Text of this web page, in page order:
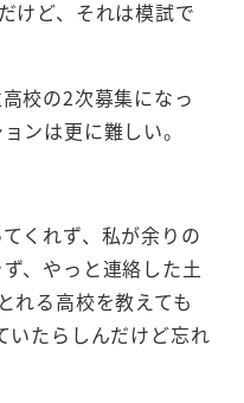
けど、それは模試で
校の2次募集になっ
ンは更に難しい。
くれず、私が余りの‪
、やっと連絡した土
れる高校を教えても
いたらしんだけど忘れ